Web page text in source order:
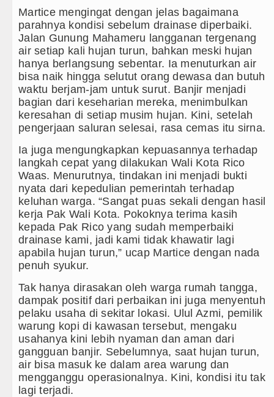
Pukul 22.00 WIB
2026 Pukul 18.00 WIB
di Hungaria Pukul 00.00 WIB
Kong
Martice mengingat dengan jelas bagaimana
parahnya kondisi sebelum drainase diperbaiki.
Jalan Gunung Mahameru langganan tergenang
air setiap kali hujan turun, bahkan meski hujan
hanya berlangsung sebentar. Ia menuturkan air
bisa naik hingga selutut orang dewasa dan butuh
waktu berjam-jam untuk surut. Banjir menjadi
bagian dari keseharian mereka, menimbulkan
keresahan di setiap musim hujan. Kini, setelah
pengerjaan saluran selesai, rasa cemas itu sirna.
Ia juga mengungkapkan kepuasannya terhadap
langkah cepat yang dilakukan Wali Kota Rico
Waas. Menurutnya, tindakan ini menjadi bukti
nyata dari kepedulian pemerintah terhadap
keluhan warga. “Sangat puas sekali dengan hasil
kerja Pak Wali Kota. Pokoknya terima kasih
kepada Pak Rico yang sudah memperbaiki
drainase kami, jadi kami tidak khawatir lagi
apabila hujan turun,” ucap Martice dengan nada
penuh syukur.
Tak hanya dirasakan oleh warga rumah tangga,
dampak positif dari perbaikan ini juga menyentuh
pelaku usaha di sekitar lokasi. Ulul Azmi, pemilik
warung kopi di kawasan tersebut, mengaku
usahanya kini lebih nyaman dan aman dari
gangguan banjir. Sebelumnya, saat hujan turun,
air bisa masuk ke dalam area warung dan
mengganggu operasionalnya. Kini, kondisi itu tak
lagi terjadi.